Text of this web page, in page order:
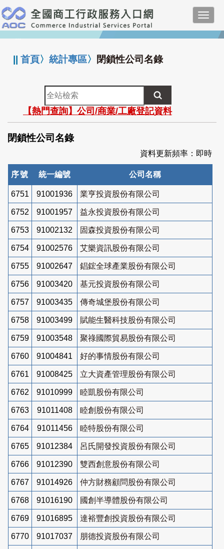
跳
到
主
要
:::
||首頁〉統計專區〉 閉鎖性公司名錄
全
站
檢
索
【熱門查詢】公司/商業/工廠登記資料
閉鎖性公司名錄
資料更新頻率：即時
序號 統一編號 公司名稱
6751 91001936 業亨投資股份有限公司
6752 91001957 益永投資股份有限公司
6753 91002132 固森投資股份有限公司
6754 91002576 艾樂資訊股份有限公司
6755 91002647 錩鋐全球產業股份有限公司
6756 91003420 基元投資股份有限公司
6757 91003435 傳奇城堡股份有限公司
6758 91003499 賦能生醫科技股份有限公司
6759 91003548 聚祿國際貿易股份有限公司
6760 91004841 好的事情股份有限公司
6761 91008425 立大資產管理股份有限公司
6762 91010999 睦凱股份有限公司
6763 91011408 睦創股份有限公司
6764 91011456 睦特股份有限公司
6765 91012384 呂氏開發投資股份有限公司
6766 91012390 雙西創意股份有限公司
6767 91014926 仲方財務顧問股份有限公司
6768 91016190 國創半導體股份有限公司
6769 91016895 達裕豐創投資股份有限公司
6770 91017037 朋德投資股份有限公司